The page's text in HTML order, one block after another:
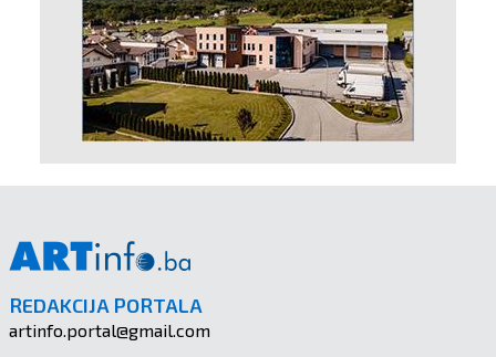
REDAKCIJA PORTALA
artinfo.portal@gmail.com